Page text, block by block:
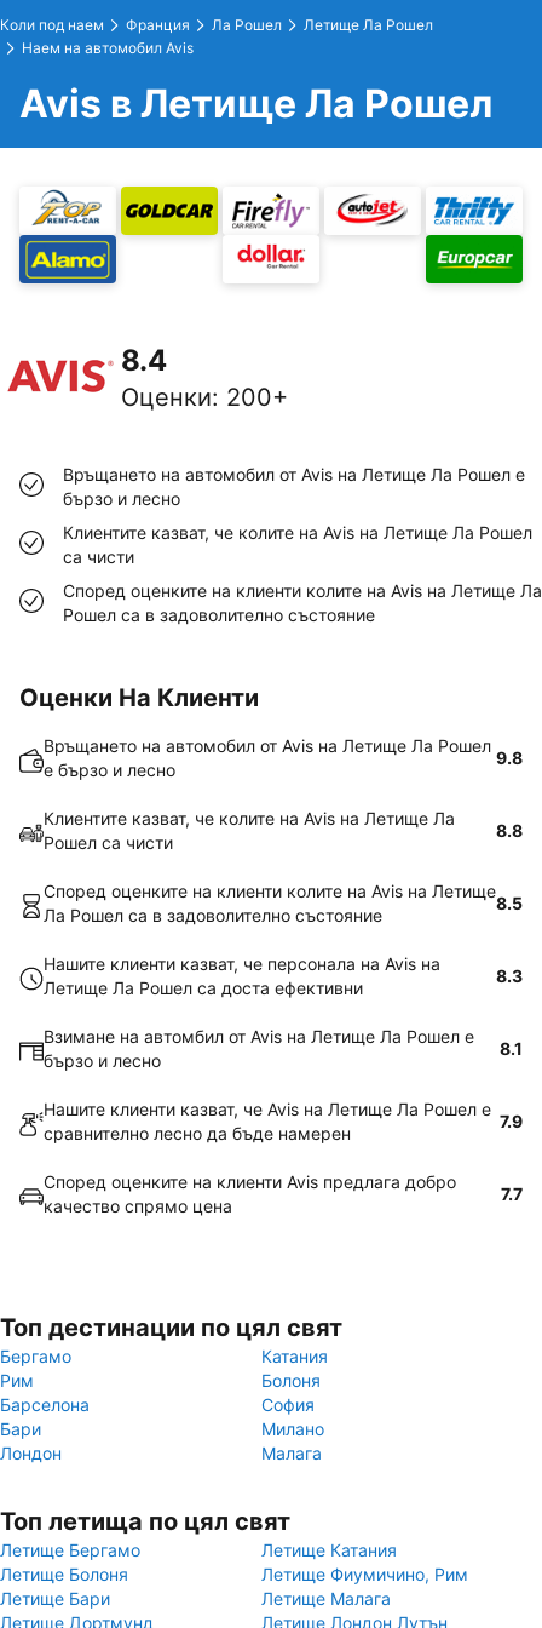
Коли под наем Франция Ла Рошел
Летище Ла Рошел
Наем на автомобил Avis
Avis в Летище Ла Рошел
8.4
Оценки: 200+
Връщането на автомобил от Avis на Летище Ла Рошел е
бързо и лесно
Клиентите казват, че колите на Avis на Летище Ла Рошел
са чисти
Според оценките на клиенти колите на Avis на Летище Ла
Рошел са в задоволително състояние
Оценки На Клиенти
Връщането на автомобил от Avis на Летище Ла Рошел
е бързо и лесно
9.8
Клиентите казват, че колите на Avis на Летище Ла
Рошел са чисти
8.8
Според оценките на клиенти колите на Avis на Летище
Ла Рошел са в задоволително състояние
8.5
Нашите клиенти казват, че персонала на Avis на
Летище Ла Рошел са доста ефективни
8.3
Взимане на автомбил от Avis на Летище Ла Рошел е
бързо и лесно
8.1
Нашите клиенти казват, че Avis на Летище Ла Рошел е
сравнително лесно да бъде намерен
7.9
Според оценките на клиенти Avis предлага добро
качество спрямо цена
7.7
Топ дестинации по цял свят
Бергамо
Катания
Рим
Болоня
Барселона
София
Бари
Милано
Лондон
Малага
Топ летища по цял свят
Летище Бергамо
Летище Катания
Летище Болоня
Летище Фиумичино, Рим
Летище Бари
Летище Малага
Летище Дортмунд
Летище Лондон Лутън